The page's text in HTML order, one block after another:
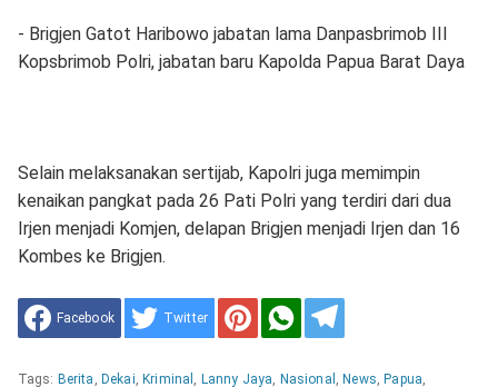
- Brigjen Gatot Haribowo jabatan lama Danpasbrimob III
Kopsbrimob Polri, jabatan baru Kapolda Papua Barat Daya
Selain melaksanakan sertijab, Kapolri juga memimpin
kenaikan pangkat pada 26 Pati Polri yang terdiri dari dua
Irjen menjadi Komjen, delapan Brigjen menjadi Irjen dan 16
Kombes ke Brigjen.
Facebook Twitter
Tags: Berita , Dekai, Kriminal , Lanny Jaya, Nasional , News, Papua,